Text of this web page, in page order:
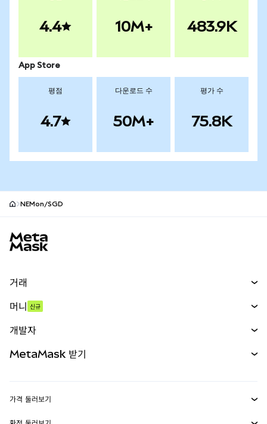
4.4 10M+ 483.9K
App Store
평점
4.7
다운로드 수
50M+
평가 수
75.8K
NEMon/SGD
거래
무기한 선물
실물자산
머니 신규
개발자
MetaMask 받기
가격 둘러보기